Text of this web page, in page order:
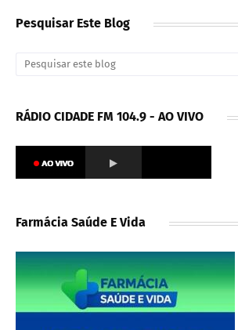
Pesquisar Este Blog
RÁDIO CIDADE FM 104.9 - AO VIVO
Farmácia Saúde E Vida